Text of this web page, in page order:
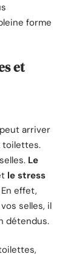
forme
et
arriver
toilettes.
Le
le stress
effet,
selles, il
détendus.